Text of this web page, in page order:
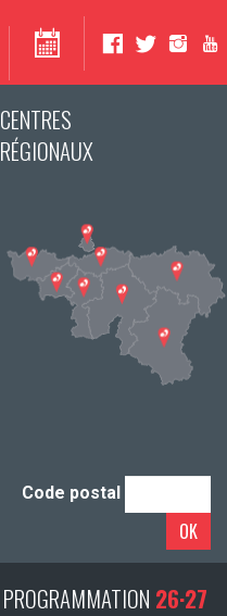
CENTRES
RÉGIONAUX
Code postal
OK
PROGRAMMATION 26·27